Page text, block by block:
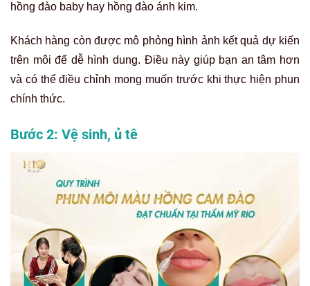
hồng đào baby hay hồng đào ánh kim.
Khách hàng còn được mô phỏng hình ảnh kết quả dự kiến
trên môi để dễ hình dung. Điều này giúp bạn an tâm hơn
và có thể điều chỉnh mong muốn trước khi thực hiện phun
chính thức.
Bước 2: Vệ sinh, ủ tê